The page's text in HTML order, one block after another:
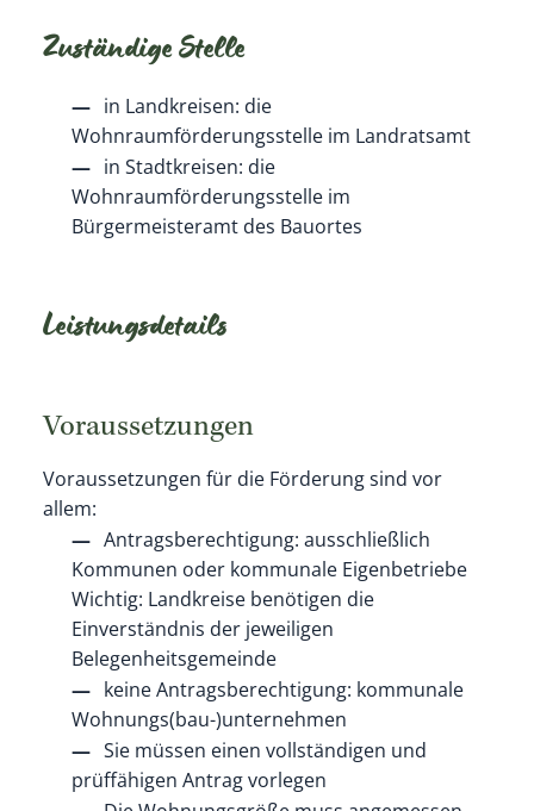
Zuständige Stelle
in Landkreisen: die
Wohnraumförderungsstelle im Landratsamt
in Stadtkreisen: die
Wohnraumförderungsstelle im
Bürgermeisteramt des Bauortes
Leistungsdetails
Voraussetzungen
Voraussetzungen für die Förderung sind vor
allem:
Antragsberechtigung: ausschließlich
Kommunen oder kommunale Eigenbetriebe
Wichtig: Landkreise benötigen die
Einverständnis der jeweiligen
Belegenheitsgemeinde
keine Antragsberechtigung: kommunale
Wohnungs(bau-)unternehmen
Sie müssen einen vollständigen und
prüffähigen Antrag vorlegen